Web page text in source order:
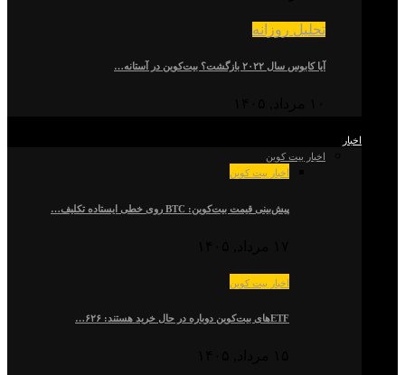
تحلیل روزانه
آیا کابوس سال ۲۰۲۲ بازگشت؟ بیت‌کوین در آستانه…
اخبار
اخبار بیت کوین
اخبار بیت کوین
پیش‌بینی قیمت بیت‌کوین: BTC روی خطی ایستاده تکلیف…
اخبار بیت کوین
ETFهای بیت‌کوین دوباره در حال خرید هستند: ۶۲۶…